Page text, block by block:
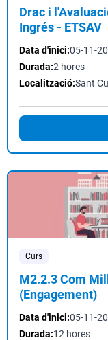
Drac i
Ingrés - ETSAV
Data d'inici:05-11-
Durada:2 hores
Localització:Sant
Curs
M2.2.3 Com
(Engagement)
Data d'inici:05-11-
Durada:12 hores